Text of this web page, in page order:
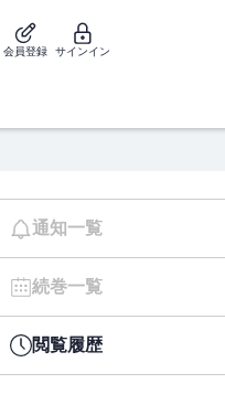
会員登録 サインイン
通知一覧
続巻一覧
閲覧履歴